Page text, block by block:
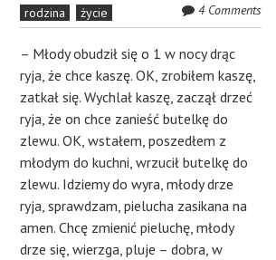
rodzina
życie 4 Comments
– Młody obudził się o 1 w nocy drąc
ryja, że chce kaszę. OK, zrobiłem kaszę,
zatkał się. Wychlał kaszę, zaczął drzeć
ryja, że on chce zanieść butelkę do
zlewu. OK, wstałem, poszedłem z
młodym do kuchni, wrzucił butelkę do
zlewu. Idziemy do wyra, młody drze
ryja, sprawdzam, pielucha zasikana na
amen. Chcę zmienić pieluchę, młody
drze się, wierzga, pluje – dobra, w